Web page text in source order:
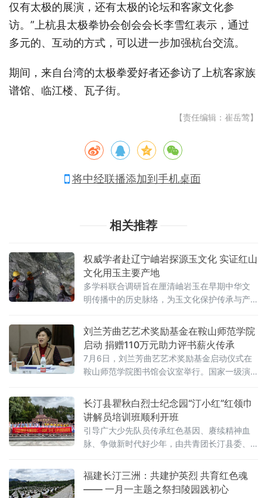
仅有太极的展演，还有太极的论坛和客家文化参
访。”上杭县太极拳协会创会会长李雪红表示，通过
多元的、互动的方式，可以进一步加强杭台交流。
期间，来自台湾的太极拳爱好者还参访了上杭客家族
谱馆、临江楼、瓦子街。
【责任编辑：崔岳莺】
将中经联播添加到手机桌面
相关推荐
权威学者赴辽宁岫岩探源玉文化 实证红山
文化用玉主要产地
多学科联合调研旨在厘清岫岩玉在早期中华文
明传播中的历史脉络，为玉文化保护传承与产
院科技考古与文化遗产保护重点实验室研究员
翟少冬、中国地质大学（北京）教授白志达、
人民日
刘兰芳曲艺艺术奖励基金在鞍山师范学院
启动 捐赠110万元助力评书薪火传承
7月6日，刘兰芳曲艺艺术奖励基金启动仪式在
鞍山师范学院图书馆会议室举行。国家一级演
工团曲艺队长、快板书演员王岩，北京华夏汉
易文化传播有限公司总经理妥彦鑫；鞍山市政
协主席、党组书记刘军，鞍山市副市长、市政
府党组成员杜伶，鞍山市教育局局长张弘；鞍
山师范学院党委书记刘娇及校领导班子成员出
持。
长汀县瞿秋白烈士纪念园“汀小红”红领巾
讲解员培训班顺利开班
引导广大少先队员传承红色基因、赓续精神血
脉、争做新时代好少年，由共青团长汀县委、
少工委联合举办的长汀县2026年“汀小红”红领
巾讲解员选拔暨培训开班仪式顺利举行。红土
福建长汀三洲：共建护英烈 共育红色魂
—— 一月一主题之祭扫陵园践初心